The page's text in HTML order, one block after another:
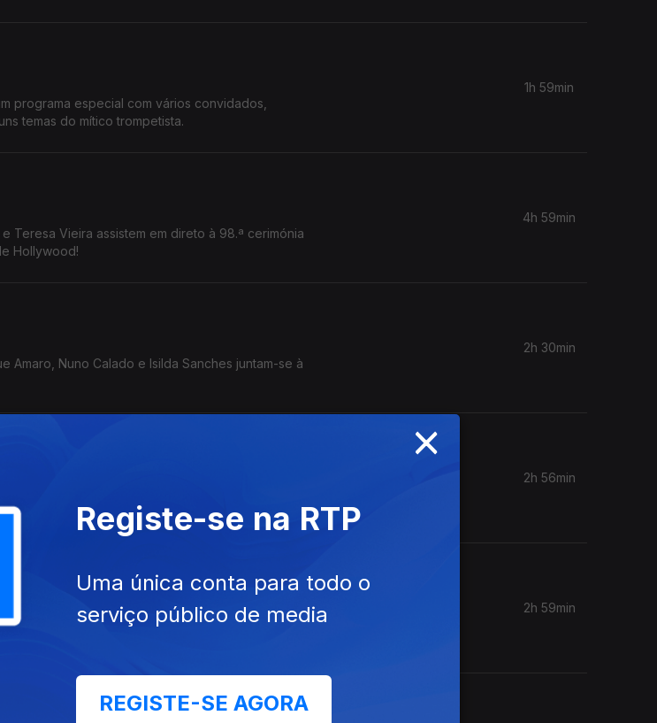
programa especial com vários convidados,
temas do mítico trompetista.
1h 59min
Teresa Vieira assistem em direto à 98.ª cerimónia
Hollywood!
4h 59min
Amaro, Nuno Calado e Isilda Sanches juntam-se à
2h 30min
Nacional 2. Foi uma viagem longa, destemida e
2h 56min
em Sines. Com André Santos, Raquel Morão
e muitos mais...
2h 59min
×
Registe-se na RTP
Uma única conta para todo o
serviço público de media
REGISTE-SE AGORA